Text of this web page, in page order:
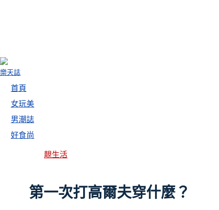
樂天誌
首頁
女玩美
男潮誌
好食尚
靚生活
第一次打高爾夫穿什麼？